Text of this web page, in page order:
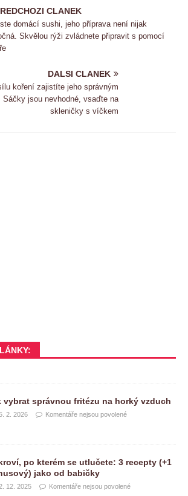
CLANEK
domácí sushi, jeho příprava není nijak
Skvělou rýži zvládnete připravit s pomocí
DALSI CLANEK
koření zajistíte jeho správným
Sáčky jsou nevhodné, vsaďte na
skleničky s víčkem
vybrat správnou fritézu na horký vzduch
2. 2026 Komentáře nejsou povolené
po kterém se utlučete: 3 recepty (+1
jako od babičky
12. 2025 Komentáře nejsou povolené